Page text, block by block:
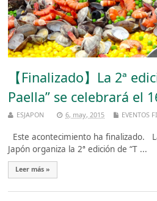
【Finalizado】La 2ª
Paella” se celebrará el
ESJAPON 6, may, 2015 EVENTOS
Este acontecimiento ha finalizado.
Japón organiza la 2ª edición de “T ...
Leer más »